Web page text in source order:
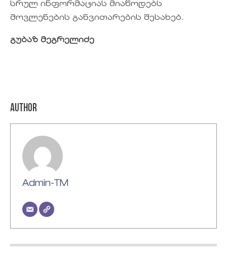
სრულ ინფორმაციას მიაწოდებს
მოვლენების განვითარების შესახებ.
გუბაზ მეგრელიძე
Author
Admin-TM